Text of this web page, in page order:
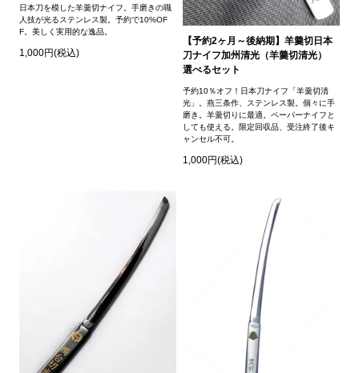
日本刀を模した羊羹切ナイフ。手磨きの職
人技が光るステンレス製。予約で10%OF
F。美しく実用的な逸品。
1,000円(税込)
【予約2ヶ月～後納期】羊羹切日本
刀ナイフ加州清光（羊羹切清光）
選べるセット
予約10％オフ！日本刀ナイフ「羊羹切清
光」。燕三条作、ステンレス製。個々に手
磨き。羊羹切りに最適。ペーパーナイフと
しても使える。限定回収品、受注終了後キ
ャンセル不可。
1,000円(税込)